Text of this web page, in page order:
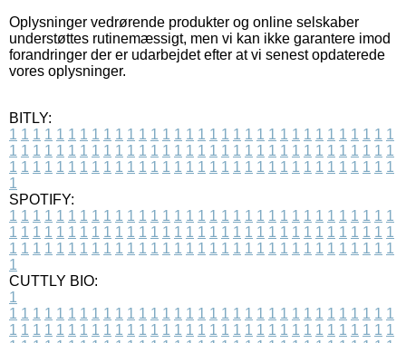
Oplysninger vedrørende produkter og online selskaber
understøttes rutinemæssigt, men vi kan ikke garantere imod
forandringer der er udarbejdet efter at vi senest opdaterede
vores oplysninger.
BITLY:
1 1 1 1 1 1 1 1 1 1 1 1 1 1 1 1 1 1 1 1 1 1 1 1 1 1 1 1 1 1 1 1 1
1 1 1 1 1 1 1 1 1 1 1 1 1 1 1 1 1 1 1 1 1 1 1 1 1 1 1 1 1 1 1 1 1
1 1 1 1 1 1 1 1 1 1 1 1 1 1 1 1 1 1 1 1 1 1 1 1 1 1 1 1 1 1 1 1 1
1
SPOTIFY:
1 1 1 1 1 1 1 1 1 1 1 1 1 1 1 1 1 1 1 1 1 1 1 1 1 1 1 1 1 1 1 1 1
1 1 1 1 1 1 1 1 1 1 1 1 1 1 1 1 1 1 1 1 1 1 1 1 1 1 1 1 1 1 1 1 1
1 1 1 1 1 1 1 1 1 1 1 1 1 1 1 1 1 1 1 1 1 1 1 1 1 1 1 1 1 1 1 1 1
1
CUTTLY BIO:
1
1 1 1 1 1 1 1 1 1 1 1 1 1 1 1 1 1 1 1 1 1 1 1 1 1 1 1 1 1 1 1 1 1
1 1 1 1 1 1 1 1 1 1 1 1 1 1 1 1 1 1 1 1 1 1 1 1 1 1 1 1 1 1 1 1 1